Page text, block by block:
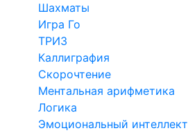
Шахматы
Игра Го
ТРИЗ
Каллиграфия
Скорочтение
Ментальная арифметика
Логика
Эмоциональный интеллект